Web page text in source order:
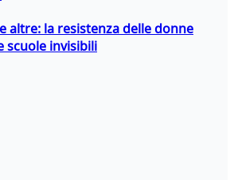
altre: la resistenza delle donne
scuole invisibili